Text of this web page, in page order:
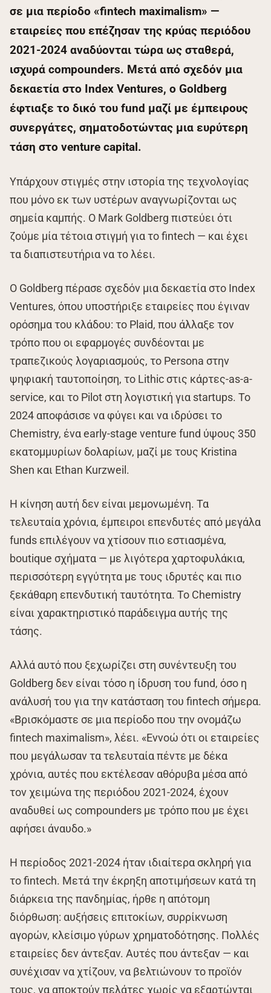
σε μια περίοδο «fintech maximalism» —
εταιρείες που επέζησαν της κρύας περιόδου
2021-2024 αναδύονται τώρα ως σταθερά,
ισχυρά compounders. Μετά από σχεδόν μια
δεκαετία στο Index Ventures, ο Goldberg
έφτιαξε το δικό του fund μαζί με έμπειρους
συνεργάτες, σηματοδοτώντας μια ευρύτερη
τάση στο venture capital.
Υπάρχουν στιγμές στην ιστορία της τεχνολογίας
που μόνο εκ των υστέρων αναγνωρίζονται ως
σημεία καμπής. Ο Mark Goldberg πιστεύει ότι
ζούμε μία τέτοια στιγμή για το fintech — και έχει
τα διαπιστευτήρια να το λέει.
Ο Goldberg πέρασε σχεδόν μια δεκαετία στο Index
Ventures, όπου υποστήριξε εταιρείες που έγιναν
ορόσημα του κλάδου: το Plaid, που άλλαξε τον
τρόπο που οι εφαρμογές συνδέονται με
τραπεζικούς λογαριασμούς, το Persona στην
ψηφιακή ταυτοποίηση, το Lithic στις κάρτες-as-a-
service, και το Pilot στη λογιστική για startups. Το
2024 αποφάσισε να φύγει και να ιδρύσει το
Chemistry, ένα early-stage venture fund ύψους 350
εκατομμυρίων δολαρίων, μαζί με τους Kristina
Shen και Ethan Kurzweil.
Η κίνηση αυτή δεν είναι μεμονωμένη. Τα
τελευταία χρόνια, έμπειροι επενδυτές από μεγάλα
funds επιλέγουν να χτίσουν πιο εστιασμένα,
boutique σχήματα — με λιγότερα χαρτοφυλάκια,
περισσότερη εγγύτητα με τους ιδρυτές και πιο
ξεκάθαρη επενδυτική ταυτότητα. Το Chemistry
είναι χαρακτηριστικό παράδειγμα αυτής της
τάσης.
Αλλά αυτό που ξεχωρίζει στη συνέντευξη του
Goldberg δεν είναι τόσο η ίδρυση του fund, όσο η
ανάλυσή του για την κατάσταση του fintech σήμερα.
«Βρισκόμαστε σε μια περίοδο που την ονομάζω
fintech maximalism», λέει. «Εννοώ ότι οι εταιρείες
που μεγάλωσαν τα τελευταία πέντε με δέκα
χρόνια, αυτές που εκτέλεσαν αθόρυβα μέσα από
τον χειμώνα της περιόδου 2021-2024, έχουν
αναδυθεί ως compounders με τρόπο που με έχει
αφήσει άναυδο.»
Η περίοδος 2021-2024 ήταν ιδιαίτερα σκληρή για
το fintech. Μετά την έκρηξη αποτιμήσεων κατά τη
διάρκεια της πανδημίας, ήρθε η απότομη
διόρθωση: αυξήσεις επιτοκίων, συρρίκνωση
αγορών, κλείσιμο γύρων χρηματοδότησης. Πολλές
εταιρείες δεν άντεξαν. Αυτές που άντεξαν — και
συνέχισαν να χτίζουν, να βελτιώνουν το προϊόν
τους, να αποκτούν πελάτες χωρίς να εξαρτώνται